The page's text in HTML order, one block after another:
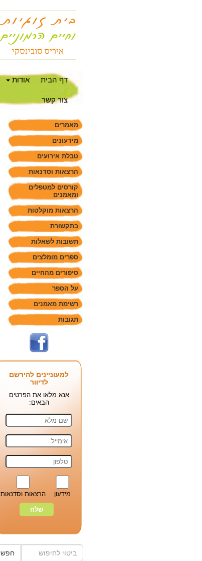
דף הבית אודות
צור קשר
מאמרים
מידעונים
טבלת אירועים
הרצאות וסדנאות
קורסים למטפלים
ומאמנים
הרצאות מוקלטות
בתקשורת
תשובות לשאלות
ספרים מומלצים
סיפורים מהחיים
על הספר
רשימת מאמנים
תגובות
למעוניינים להירשם
לדיוור
אנא מלאו את הפרטים
הבאים:
מידעון הרצאות וסדנאות
חפש